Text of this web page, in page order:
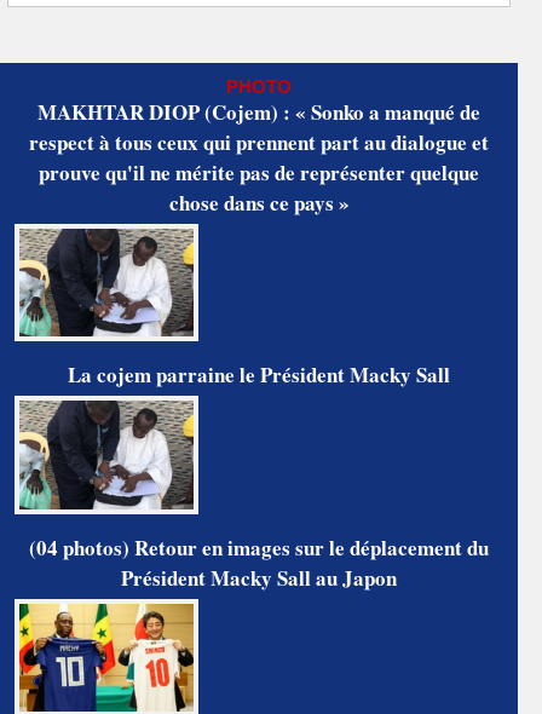
PHOTO
MAKHTAR DIOP (Cojem) : « Sonko a manqué de
respect à tous ceux qui prennent part au dialogue et
prouve qu'il ne mérite pas de représenter quelque
chose dans ce pays »
La cojem parraine le Président Macky Sall
(04 photos) Retour en images sur le déplacement du
Président Macky Sall au Japon